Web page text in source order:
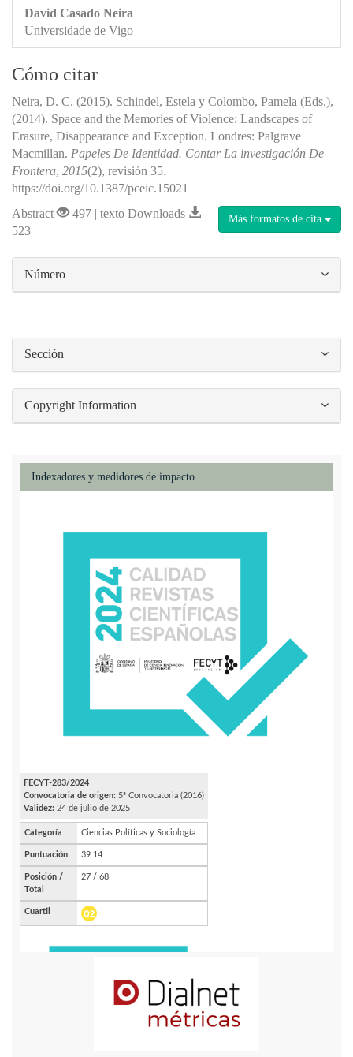
David Casado Neira
Universidade de Vigo
Cómo citar
Neira, D. C. (2015). Schindel, Estela y Colombo, Pamela (Eds.),
(2014). Space and the Memories of Violence: Landscapes of
Erasure, Disappearance and Exception. Londres: Palgrave
Macmillan. Papeles De Identidad. Contar La investigación De
Frontera, 2015(2), revisión 35.
https://doi.org/10.1387/pceic.15021
Más formatos de cita
Abstract
497 | texto Downloads
523
Número
Sección
Copyright Information
Indexadores y medidores de impacto